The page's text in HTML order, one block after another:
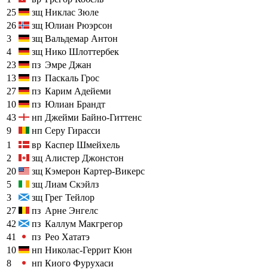
25
зщ Никлас Зюле
26
зщ Юлиан Рюэрсон
3
зщ Вальдемар Антон
4
зщ Нико Шлоттербек
23
пз Эмре Джан
13
пз Паскаль Грос
27
пз Карим Адейеми
10
пз Юлиан Брандт
43
нп Джейми Байно-Гиттенс
9
нп Серу Гирасси
1
вр Каспер Шмейхель
2
зщ Алистер Джонстон
20
зщ Кэмерон Картер-Викерс
5
зщ Лиам Скэйлз
3
зщ Грег Тейлор
27
пз Арне Энгелс
42
пз Каллум Макгрегор
41
пз Рео Хататэ
10
нп Николас-Геррит Кюн
8
нп Киого Фурухаси